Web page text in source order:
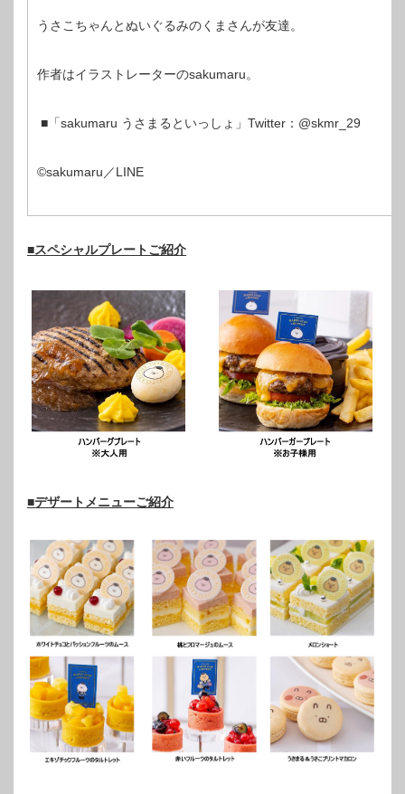
うさこちゃんとぬいぐるみのくまさんが友達。
作者はイラストレーターのsakumaru。
■「sakumaru うさまるといっしょ」Twitter：@skmr_29
©sakumaru／LINE
■スペシャルプレートご紹介
■デザートメニューご紹介